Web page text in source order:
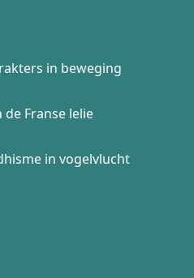
in beweging
de Franse lelie
in vogelvlucht